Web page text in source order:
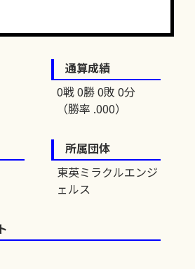
通算成績
0戦 0勝 0敗 0分
（勝率 .000）
所属団体
東英ミラクルエンジ
ェルス